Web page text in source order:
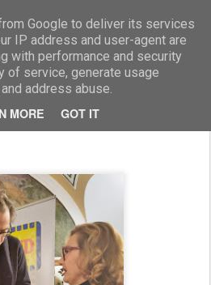
Google to deliver its services
IP address and user-agent are
with performance and security
of service, generate usage
address abuse.
MORE GOT IT
Marcellino Radogna - Fotonotizie per la stampa
e sen.Michaela Biancofiore